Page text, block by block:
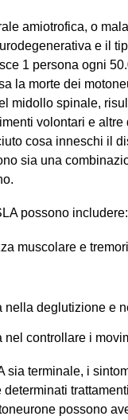
amiotrofica, o
e il
1 persona ogni
la morte dei
midollo spinale,
volontari e altre
cosa inneschi il
sia una
possono includere:
muscolare e
nella deglutizione e
nel controllare i
sia terminale, i
possono